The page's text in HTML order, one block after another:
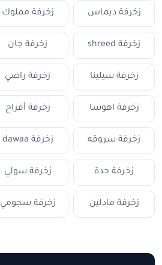
زخرفة ديماس زخرفة مملوك
زخرفة shreed زخرفة جان
زخرفة سيلينا زخرفة راضي
زخرفة اهوسا زخرفة أفراح
زخرفة سروقه زخرفة dawaa
زخرفة حدة زخرفة سولي
زخرفة مادلين زخرفة سجومي